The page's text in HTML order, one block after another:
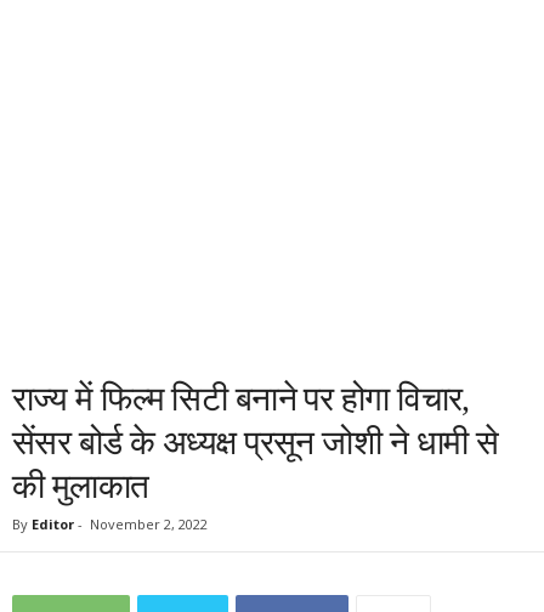
राज्य में फिल्म सिटी बनाने पर होगा विचार,
सेंसर बोर्ड के अध्यक्ष प्रसून जोशी ने धामी से
की मुलाकात
By Editor - November 2, 2022